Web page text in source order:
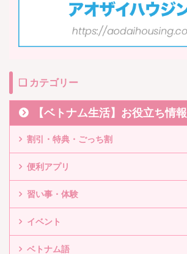
❏ カテゴリー
【ベトナム生活】お役立ち情報
割引・特典・ごっち割
便利アプリ
習い事・体験
イベント
ベトナム語